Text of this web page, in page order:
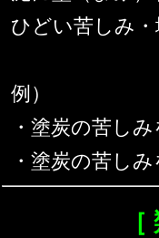
ひどい苦しみ・
例）
・塗炭の苦し
・塗炭の苦しみ